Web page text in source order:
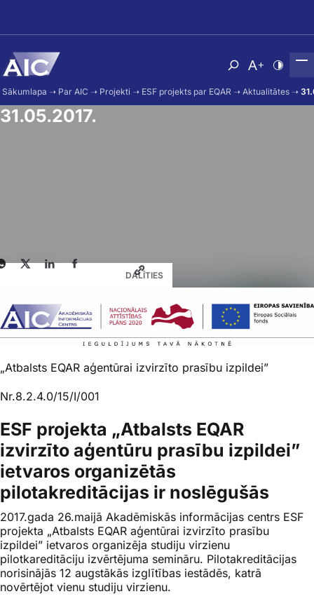
AtvērtNomainīt
Sākumlapa ➝ Par AIC ➝ Projekti ➝ ESF projekts par EQAR ➝ Aktualitātes ➝
31.05.2017.
DALĪTIES
„Atbalsts EQAR aģentūrai izvirzīto prasību izpildei”
Nr.8.2.4.0/15/I/001
ESF projekta „Atbalsts EQAR
izvirzīto aģentūru prasību izpildei”
ietvaros organizētās
pilotakreditācijas ir noslēgušās
2017.gada 26.maijā Akadēmiskās informācijas centrs ESF
projekta „Atbalsts EQAR aģentūrai izvirzīto prasību
izpildei” ietvaros organizēja studiju virzienu
pilotkareditāciju izvērtējuma semināru. Pilotakreditācijas
norisinājās 12 augstākās izglītības iestādēs, katrā
novērtējot vienu studiju virzienu.